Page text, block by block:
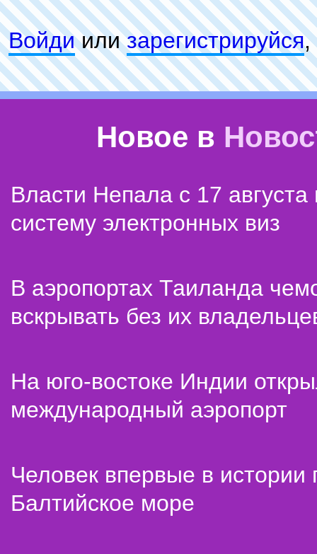
Войдиилизарeгиcтpируйся,
Новое в
Власти Непала с 17 августа
систему электронных виз
В аэропортах Таиланда
вскрывать без их
На юго-востоке Индии
международный аэропорт
Человек впервые в истории
Балтийское море